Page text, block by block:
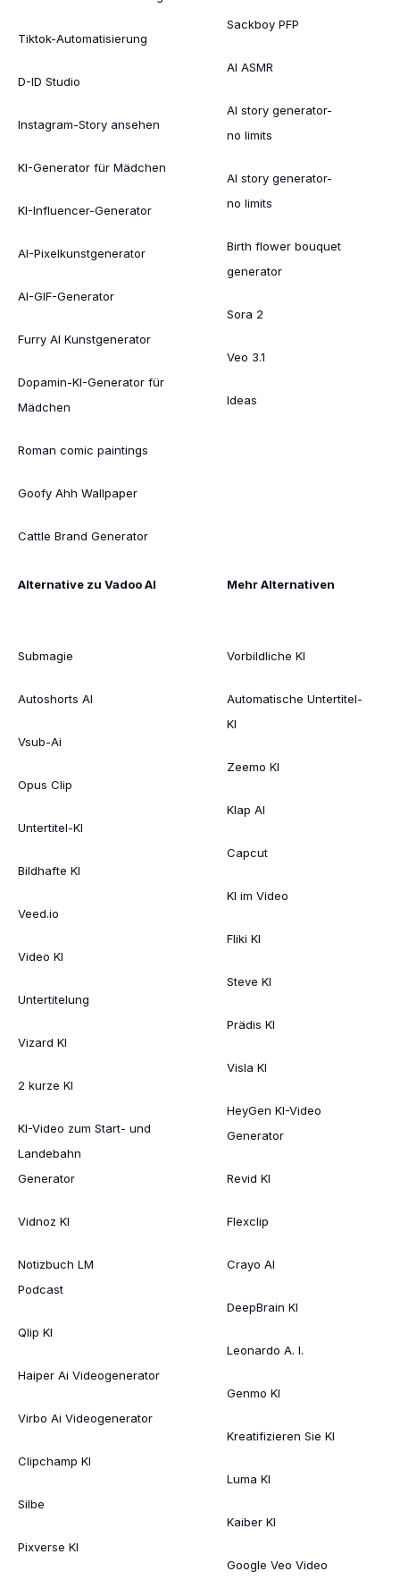
Tiktok-Automatisierung
D-ID Studio
Instagram-Story ansehen
KI-Generator für Mädchen
KI-Influencer-Generator
AI-Pixelkunstgenerator
AI-GIF-Generator
Furry AI Kunstgenerator
Dopamin-KI-Generator für
Mädchen
Roman comic paintings
Goofy Ahh Wallpaper
Cattle Brand Generator
Sackboy PFP
AI ASMR
AI story generator-
no limits
AI story generator-
no limits
Birth flower bouquet
generator
Sora 2
Veo 3.1
Ideas
Alternative zu Vadoo AI
Submagie
Autoshorts AI
Vsub-Ai
Opus Clip
Untertitel-KI
Bildhafte KI
Veed.io
Video KI
Untertitelung
Vizard KI
2 kurze KI
KI-Video zum Start- und
Landebahn
Generator
Vidnoz KI
Notizbuch LM
Podcast
Qlip KI
Haiper Ai Videogenerator
Virbo Ai Videogenerator
Clipchamp KI
Silbe
Pixverse KI
Mehr Alternativen
Vorbildliche KI
Automatische Untertitel-
KI
Zeemo KI
Klap AI
Capcut
KI im Video
Fliki KI
Steve KI
Prädis KI
Visla KI
HeyGen KI-Video
Generator
Revid KI
Flexclip
Crayo AI
DeepBrain KI
Leonardo A. I.
Genmo KI
Kreatifizieren Sie KI
Luma KI
Kaiber KI
Google Veo Video